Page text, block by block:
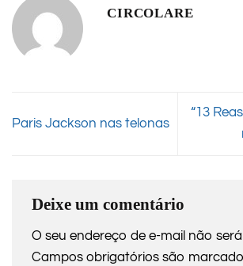
CIRCOLARE
Paris Jackson nas telonas
“13
Deixe um comentário
O seu endereço de e-mail não
Campos obrigatórios são